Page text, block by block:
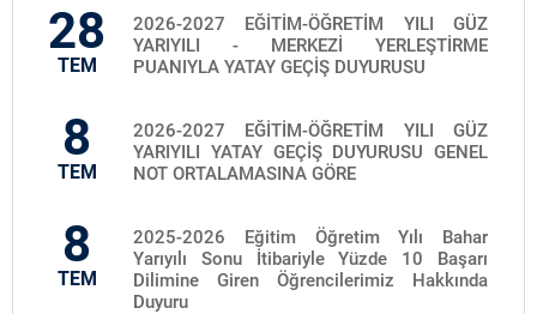
28
TEM
2026-2027 EĞİTİM-ÖĞRETİM YILI GÜZ
YARIYILI - MERKEZİ YERLEŞTİRME
PUANIYLA YATAY GEÇİŞ DUYURUSU
8
TEM
2026-2027 EĞİTİM-ÖĞRETİM YILI GÜZ
YARIYILI YATAY GEÇİŞ DUYURUSU GENEL
NOT ORTALAMASINA GÖRE
8
TEM
2025-2026 Eğitim Öğretim Yılı Bahar
Yarıyılı Sonu İtibariyle Yüzde 10 Başarı
Dilimine Giren Öğrencilerimiz Hakkında
Duyuru